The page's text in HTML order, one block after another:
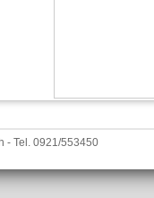
- Tel. 0921/553450